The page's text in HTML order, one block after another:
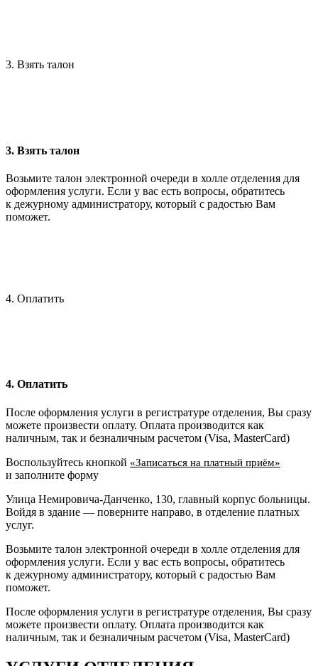
3. Взять талон
3. Взять талон
Возьмите талон электронной очереди в холле отделения для
оформления услуги. Если у вас есть вопросы, обратитесь
к дежурному администратору, который с радостью Вам
поможет.
4. Оплатить
4. Оплатить
После оформления услуги в регистратуре отделения, Вы сразу
можете произвести оплату. Оплата производится как
наличным, так и безналичным расчетом (Visa, MasterCard)
Воспользуйтесь кнопкой «Записаться на платный приём»
и заполните форму
Улица Немировича-Данченко, 130, главный корпус больницы.
Войдя в здание — поверните направо, в отделение платных
услуг.
Возьмите талон электронной очереди в холле отделения для
оформления услуги. Если у вас есть вопросы, обратитесь
к дежурному администратору, который с радостью Вам
поможет.
После оформления услуги в регистратуре отделения, Вы сразу
можете произвести оплату. Оплата производится как
наличным, так и безналичным расчетом (Visa, MasterCard)